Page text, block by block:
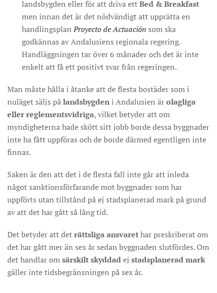
landsbygden eller för att driva ettBed & Breakfast
men innan det är det nödvändigt att upprätta en
handlingsplanProyecto de Actuación som ska
godkännas av Andalusiens regionala regering.
Handläggningen tar över 6 månader och det är inte
enkelt att få ett positivt svar från regeringen.
Man måste hålla i åtanke att de flesta bostäder som i
nuläget säljs pålandsbygdeni Andalusien ärolagliga
eller reglementsvidriga, vilket betyder att om
myndigheterna hade skött sitt jobb borde dessa byggnader
inte ha fått uppföras och de borde därmed egentligen inte
finnas.
Saken är den att det i de flesta fall inte går att inleda
något sanktionsförfarande mot byggnader som har
uppförts utan tillstånd på ej stadsplanerad mark på grund
av att det har gått så lång tid.
Det betyder att deträttsliga ansvarethar preskriberat om
det har gått mer än sex år sedan byggnaden slutfördes. Om
det handlar omsärskilt skyddadej stadsplanerad mark
gäller inte tidsbegränsningen på sex år.